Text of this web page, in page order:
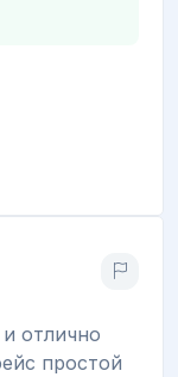
отлично
простой